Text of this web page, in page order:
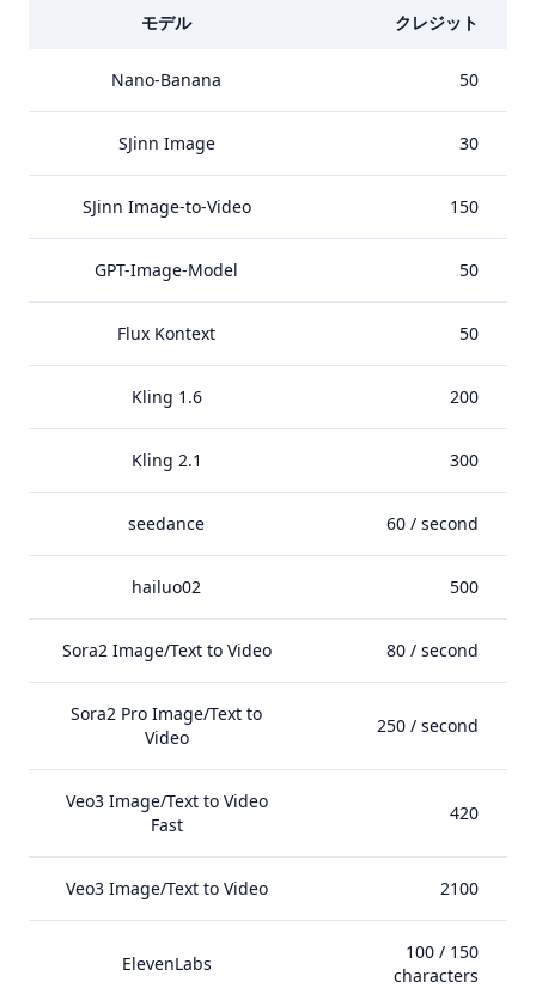
モデル クレジット
Nano-Banana 50
SJinn Image 30
SJinn Image-to-Video 150
GPT-Image-Model 50
Flux Kontext 50
Kling 1.6 200
Kling 2.1 300
seedance 60 / second
hailuo02 500
Sora2 Image/Text to Video 80 / second
Sora2 Pro Image/Text to
Video
250 / second
Veo3 Image/Text to Video
Fast
420
Veo3 Image/Text to Video 2100
ElevenLabs
100 / 150
characters